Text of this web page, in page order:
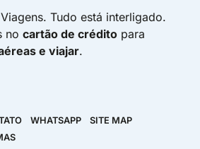
Tudo está interligado.
no cartão de crédito para
e viajar.
WHATSAPP
SITE MAP